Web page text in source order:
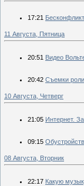
17:21
11 Августа, Пятница
20:51 Видео
20:42 Съемки
10 Августа, Четверг
21:05 Интернет.
09:15
08 Августа, Вторник
22:17 Какую